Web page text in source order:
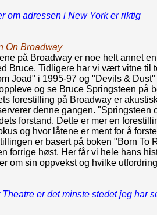
om adressen i New York er riktig
On Broadway
på Broadway er noe helt annet
Bruce. Tidligere har vi vært vitne til
Joad" i 1995-97 og "Devils &
og se Bruce Springsteen på
forestilling på Broadway er
denne gangen. "Springsteen
forstand. Dette er mer en
og hvor låtene er ment for å
er basert på boken "Born To
forrige høst. Her får vi hele hans
om sin oppvekst og hvilke
Theatre er det minste stedet jeg har